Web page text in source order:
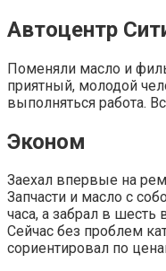
Автоцентр
Поменяли масло и
приятный, молодой
выполняться работа.
Эконом
Заехал впервые на
Запчасти и масло с
часа, а забрал в шесть
Сейчас без проблем
сориентировал по